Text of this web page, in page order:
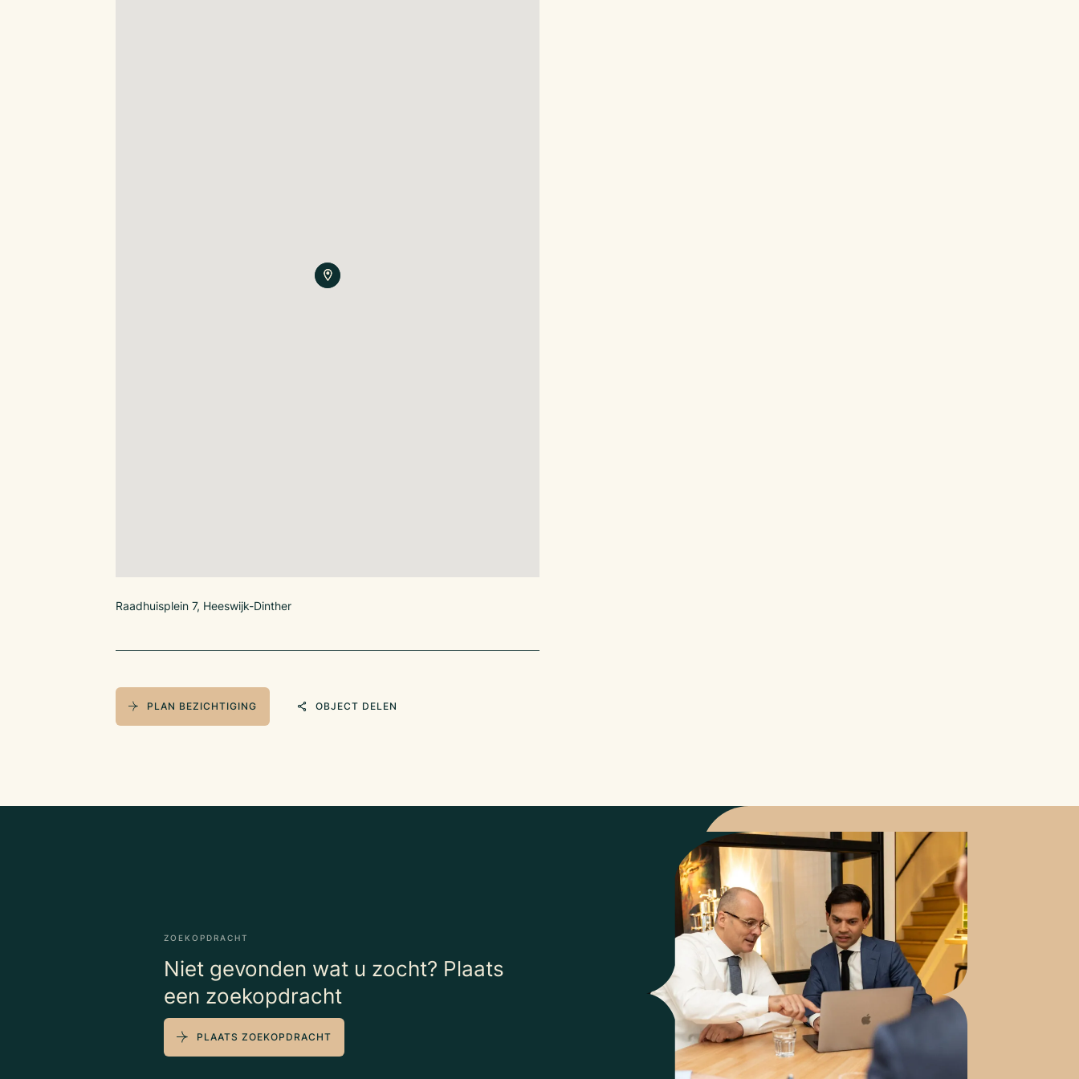
Raadhuisplein 7, Heeswijk-Dinther
PLAN BEZICHTIGING OBJECT DELEN
ZOEKOPDRACHT
Niet gevonden wat u zocht? Plaats
een zoekopdracht
PLAATS ZOEKOPDRACHT